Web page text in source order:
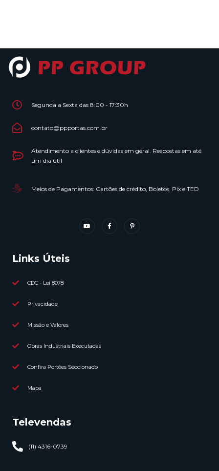
Segunda a Sexta das 8:00 - 17:30h
contato@ppportas.com.br
Atendimento a clientes e dúvidas em geral. Respostas em até
um dia útil
Meios de Pagamentos: Cartões de crédito, Boletos, Pix e TED
Links Úteis
CDC - Lei 8078
Privacidade
Missão e Valores
Obras Industriais Executadas
Confira Portões Seccionado
Mapa
Televendas
(11) 4316-0739